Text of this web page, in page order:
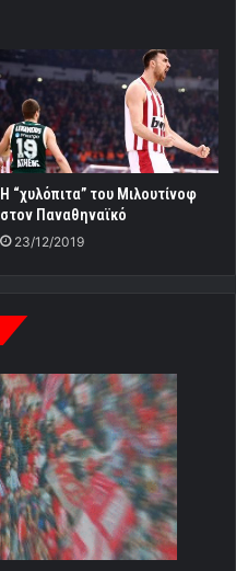
Η “χυλόπιτα” του Μιλουτίνοφ
στον Παναθηναϊκό
23/12/2019